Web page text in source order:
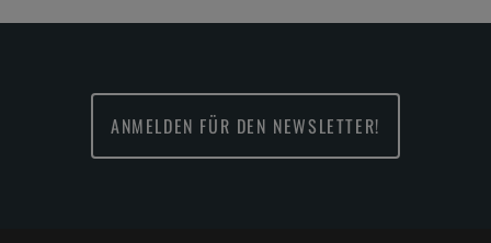
ANMELDEN FÜR DEN NEWSLETTER!